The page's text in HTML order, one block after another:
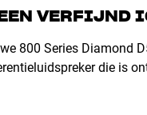
VERFIJND
800 Series Diamond
die is